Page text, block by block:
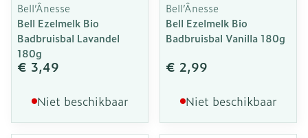
Bell’Ânesse
Bell Ezelmelk Bio
Badbruisbal Lavandel
180g
€ 3,49
Niet beschikbaar
Bell’Ânesse
Bell Ezelmelk Bio
Badbruisbal Vanilla 180g
€ 2,99
Niet beschikbaar